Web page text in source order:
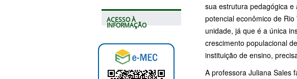
ACESSO À
INFORMAÇÃO
sua estrutura pedagógica
potencial econômico de
unidade, já que é a única
crescimento populacional
instituição de ensino,
A professora Juliana Sales